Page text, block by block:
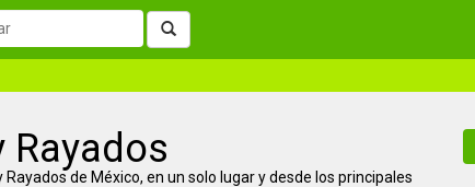
Rayados
de México, en un solo lugar y desde los principales